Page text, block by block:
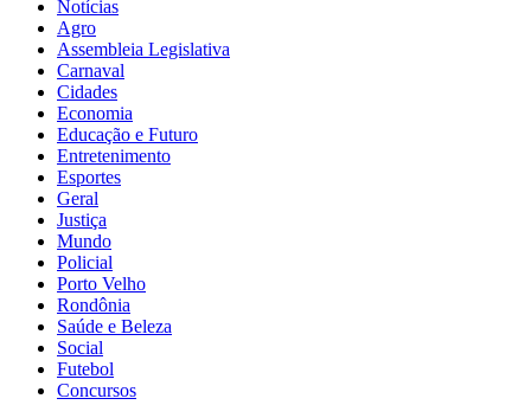
Notícias
Agro
Assembleia Legislativa
Carnaval
Cidades
Economia
Educação e Futuro
Entretenimento
Esportes
Geral
Justiça
Mundo
Policial
Porto Velho
Rondônia
Saúde e Beleza
Social
Futebol
Concursos